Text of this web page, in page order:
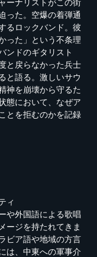
ーナリストがこの街
った。空爆の着弾通
るロックバンド。彼
った」という不条理
ンドのギタリスト
と戻らなかった兵士
と語る。激しいサウ
神を崩壊から守るた
態において、なぜア
とを拒むのかを記録
ィ
や外国語による歌唱
ージを持たれてきま
ビア語や地域の方言
は、中東への軍事介